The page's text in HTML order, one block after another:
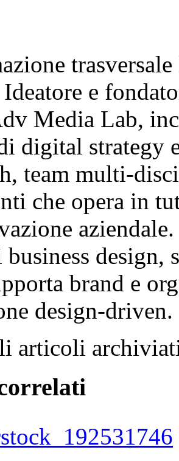
e
Media Lab,
digital strategy
team multi-
che opera in
design,
brand e
design-driven.
articoli